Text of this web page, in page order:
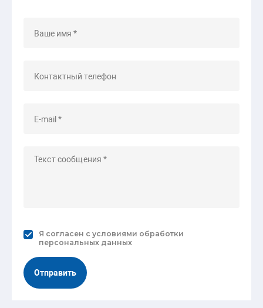
Я согласен с условиями обработки
персональных данных
Отправить